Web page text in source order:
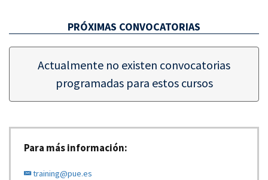
PRÓXIMAS CONVOCATORIAS
Actualmente no existen convocatorias
programadas para estos cursos
Para más información:
training@pue.es